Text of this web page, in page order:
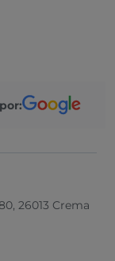
26013 Crema